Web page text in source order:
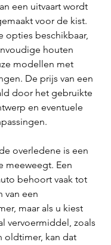
een uitvaart wordt
voor de kist.
opties beschikbaar,
houten
modellen met
De prijs van een
door het gebruikte
en eventuele
overledene is een
meeweegt. Een
behoort vaak tot
van een
maar als u kiest
vervoermiddel, zoals
oldtimer, kan dat